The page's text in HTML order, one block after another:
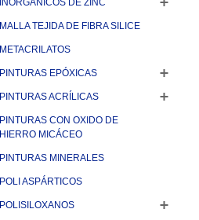
INORGÁNICOS DE ZINC
MALLA TEJIDA DE FIBRA SILICE
METACRILATOS
PINTURAS EPÓXICAS
PINTURAS ACRÍLICAS
PINTURAS CON OXIDO DE
HIERRO MICÁCEO
PINTURAS MINERALES
POLI ASPÁRTICOS
POLISILOXANOS